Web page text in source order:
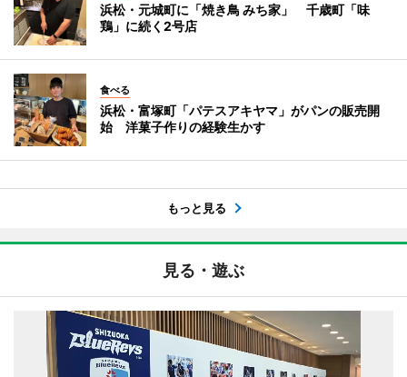
浜松・元城町に「焼き鳥 みち家」 千歳町「味
鶏」に続く2号店
食べる
浜松・富塚町「パテスアキヤマ」がパンの販売開
始 洋菓子作りの経験生かす
もっと見る
見る・遊ぶ